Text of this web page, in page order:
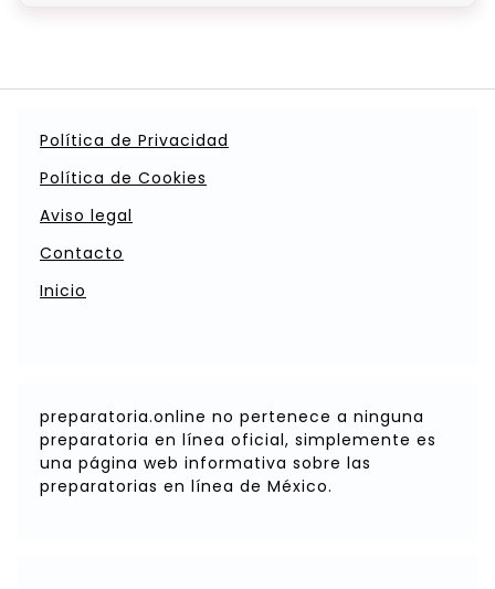
Política de Privacidad
Política de Cookies
Aviso legal
Contacto
Inicio
preparatoria.online no pertenece a ninguna
preparatoria en línea oficial, simplemente es
una página web informativa sobre las
preparatorias en línea de México.